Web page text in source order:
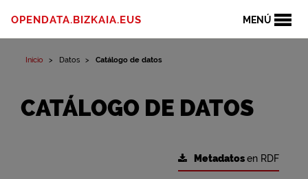
MENÚ
OPENDATA.BIZKAIA.EUS
Inicio Datos Catálogo de datos
CATÁLOGO DE DATOS
Metadatosen RDF